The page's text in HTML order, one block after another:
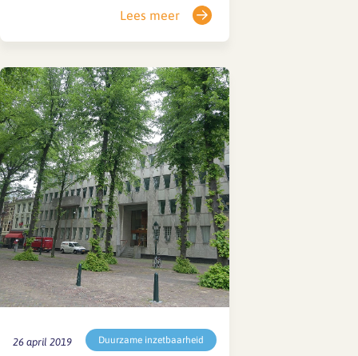
Lees meer
26 april 2019 Duurzame inzetbaarheid